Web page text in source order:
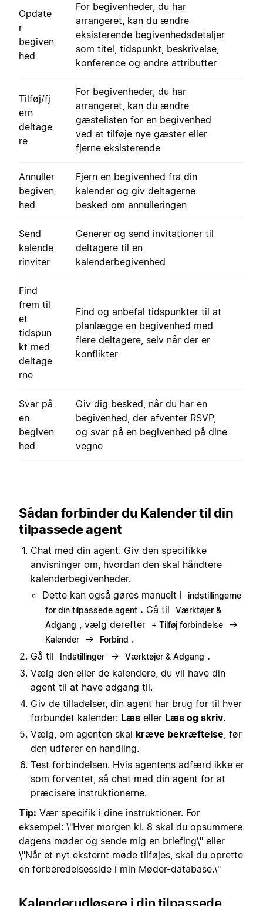
Opdate
r
begiven
hed
For begivenheder, du har
arrangeret, kan du ændre
eksisterende begivenhedsdetaljer
som titel, tidspunkt, beskrivelse,
konference og andre attributter
Tilføj/fj
ern
deltage
re
For begivenheder, du har
arrangeret, kan du ændre
gæstelisten for en begivenhed
ved at tilføje nye gæster eller
fjerne eksisterende
Annuller
begiven
hed
Fjern en begivenhed fra din
kalender og giv deltagerne
besked om annulleringen
Send
kalende
rinviter
Generer og send invitationer til
deltagere til en
kalenderbegivenhed
Find
frem til
et
tidspun
kt med
deltage
rne
Find og anbefal tidspunkter til at
planlægge en begivenhed med
flere deltagere, selv når der er
konflikter
Svar på
en
begiven
hed
Giv dig besked, når du har en
begivenhed, der afventer RSVP,
og svar på en begivenhed på dine
vegne
Sådan forbinder du Kalender til din
tilpassede agent
Chat med din agent. Giv den specifikke
anvisninger om, hvordan den skal håndtere
kalenderbegivenheder.
Dette kan også gøres manuelt i
indstillingerne
for din tilpassede agent . Gå til
Værktøjer &
Adgang
, vælg derefter + Tilføj forbindelse →
Kalender → Forbind .
Gå til
Indstillinger → Værktøjer & Adgang .
Vælg den eller de kalendere, du vil have din
agent til at have adgang til.
Giv de tilladelser, din agent har brug for til hver
forbundet kalender: Læs eller Læs og skriv.
Vælg, om agenten skal kræve bekræftelse , før
den udfører en handling.
Test forbindelsen. Hvis agentens adfærd ikke er
som forventet, så chat med din agent for at
præcisere instruktionerne.
Tip: Vær specifik i dine instruktioner. For
eksempel: \"Hver morgen kl. 8 skal du opsummere
dagens møder og sende mig en briefing\" eller
\"Når et nyt eksternt møde tilføjes, skal du oprette
en forberedelsesside i min Møder-database.\"